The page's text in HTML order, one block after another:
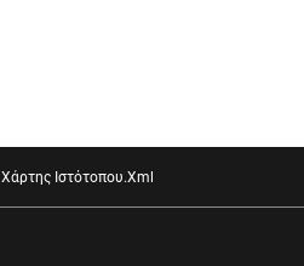
Χάρτης Ιστότοπου.xml